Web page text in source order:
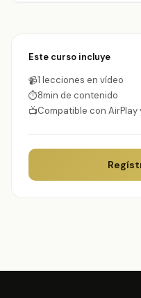
Este curso incluye
📹1 lecciones en vídeo
⏱8min de contenido
📺Compatible con